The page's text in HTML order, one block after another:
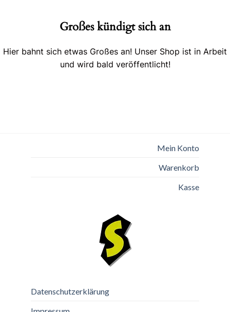
Großes kündigt sich an
Hier bahnt sich etwas Großes an! Unser Shop ist in Arbeit
und wird bald veröffentlicht!
Mein Konto
Warenkorb
Kasse
Datenschutzerklärung